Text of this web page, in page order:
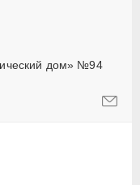
дом» №94